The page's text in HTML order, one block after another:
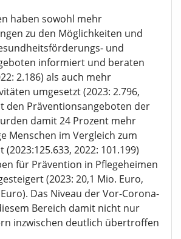
haben sowohl mehr
zu den Möglichkeiten und
und
informiert und beraten
2.186) als auch mehr
umgesetzt (2023: 2.796,
den Präventionsangeboten der
damit 24 Prozent mehr
Menschen im Vergleich zum
2022: 101.199)
für Prävention in Pflegeheimen
(2023: 20,1 Mio. Euro,
Das Niveau der Vor-Corona-
Bereich damit nicht nur
inzwischen deutlich übertroffen